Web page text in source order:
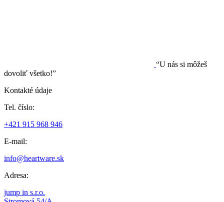
“U nás si môžeš
dovoliť všetko!”
Kontakté údaje
Tel. číslo:
+421 915 968 946
E-mail:
info@heartware.sk
Adresa:
jump in s.r.o.